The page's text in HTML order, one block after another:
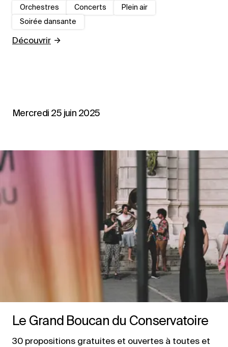
Orchestres Concerts
Plein air
Soirée dansante
Découvrir
Mercredi 25 juin 2025
Le Grand Boucan du Conservatoire
30 propositions gratuites et ouvertes à toutes et